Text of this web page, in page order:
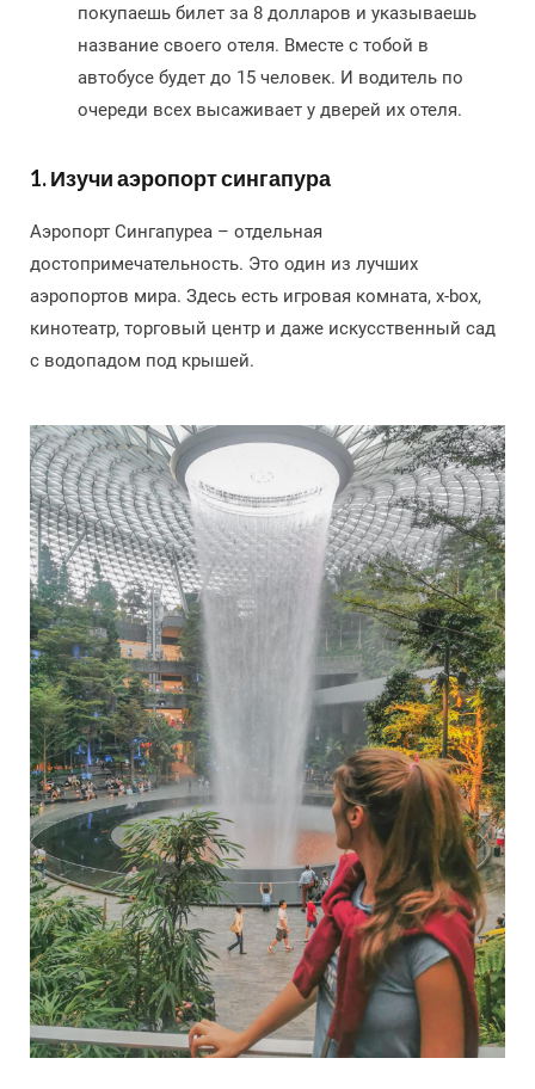
покупаешь билет за 8 долларов и указываешь
название своего отеля. Вместе с тобой в
автобусе будет до 15 человек. И водитель по
очереди всех высаживает у дверей их отеля.
1. Изучи аэропорт сингапура
Аэропорт Сингапуреа – отдельная
достопримечательность. Это один из лучших
аэропортов мира. Здесь есть игровая комната, x-box,
кинотеатр, торговый центр и даже искусственный сад
с водопадом под крышей.